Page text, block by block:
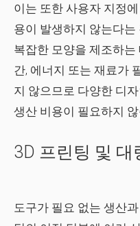
이는 또한 사용자 지정
용이 발생하지 않는다
복잡한 모양을 제조하는
간, 에너지 또는 재료가
지 않으므로 다양한 디
생산 비용이 필요하지 않
3D 프린팅 및 대
도구가 필요 없는 생산